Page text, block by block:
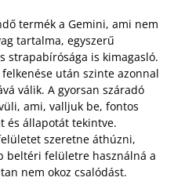
termék a Gemini, ami nem
tartalma, egyszerű
strapabírósága is kimagasló.
után szinte azonnal
válik. A gyorsan száradó
ami, valljuk be, fontos
és állapotát tekintve.
szeretne áthúzni,
beltéri felületre használná a
nem okoz csalódást.